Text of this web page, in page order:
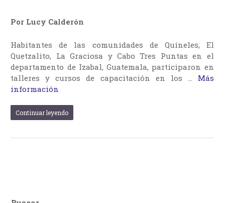
Por Lucy Calderón
Habitantes de las comunidades de Quineles, El
Quetzalito, La Graciosa y Cabo Tres Puntas en el
departamento de Izabal, Guatemala, participaron en
talleres y cursos de capacitación en los … Más
información
Continuar leyendo